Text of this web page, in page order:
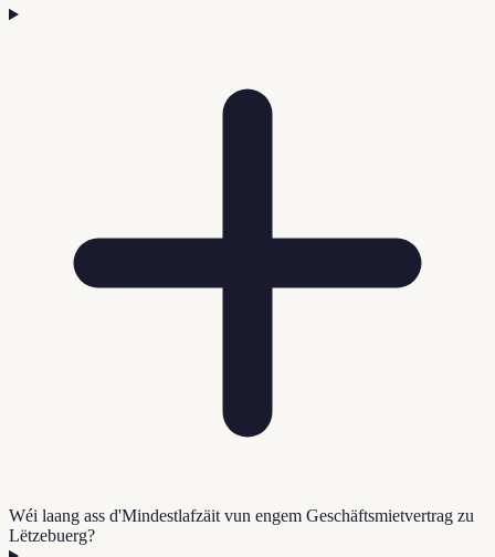
Wéi laang ass d'Mindestlafzäit vun engem Geschäftsmietvertrag zu
Lëtzebuerg?